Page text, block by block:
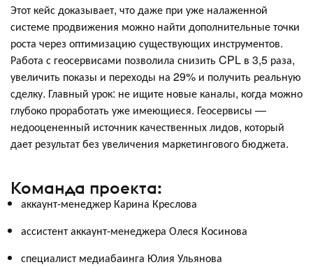
Этот кейс доказывает, что даже при уже налаженной
системе продвижения можно найти дополнительные точки
роста через оптимизацию существующих инструментов.
Работа с геосервисами позволила снизить CPL в 3,5 раза,
увеличить показы и переходы на 29% и получить реальную
сделку. Главный урок: не ищите новые каналы, когда можно
глубоко проработать уже имеющиеся. Геосервисы —
недооцененный источник качественных лидов, который
дает результат без увеличения маркетингового бюджета.
Команда проекта:
аккаунт-менеджер Карина Креслова
ассистент аккаунт-менеджера Олеся Косинова
специалист медиабаинга Юлия Ульянова